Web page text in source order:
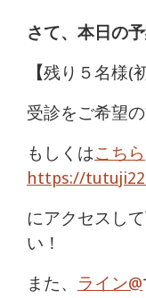
さて、本日の
【残り５名様(
受診をご希望
もしくはこち
https://
にアクセスし
い！
また、 ライン@